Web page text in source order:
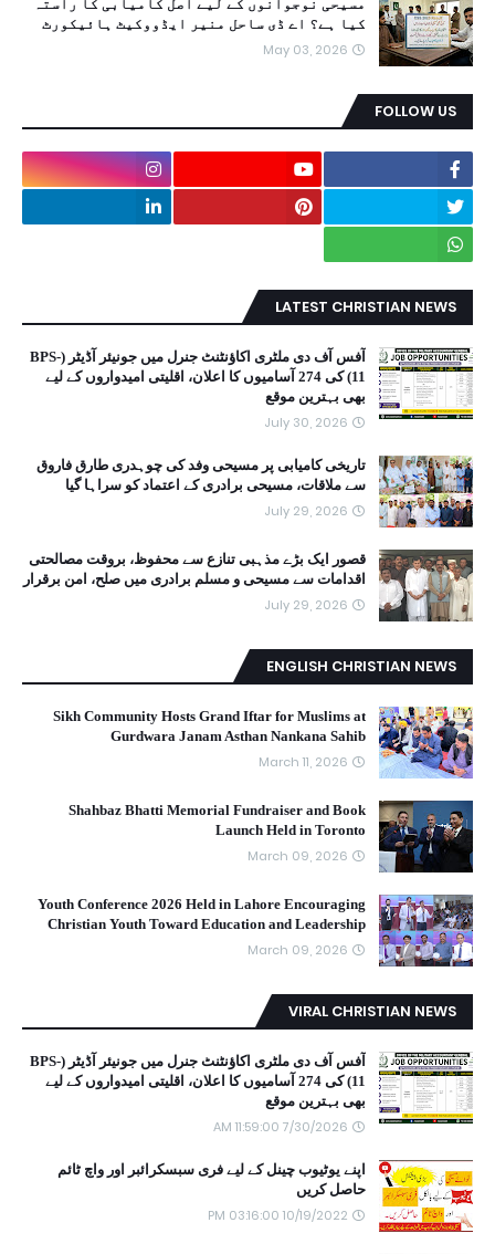
مسیحی نوجوانوں کے لیے اصل کامیابی کا راستہ
کیا ہے؟ اے ڈی ساحل منیر ایڈووکیٹ ہائیکورٹ
May 03, 2026
FOLLOW US
LATEST CHRISTIAN NEWS
آفس آف دی ملٹری اکاؤنٹنٹ جنرل میں جونیئر آڈیٹر (BPS-
11) کی 274 آسامیوں کا اعلان، اقلیتی امیدواروں کے لیے
بھی بہترین موقع
July 30, 2026
تاریخی کامیابی پر مسیحی وفد کی چوہدری طارق فاروق
سے ملاقات، مسیحی برادری کے اعتماد کو سراہا گیا
July 29, 2026
قصور ایک بڑے مذہبی تنازع سے محفوظ، بروقت مصالحتی
اقدامات سے مسیحی و مسلم برادری میں صلح، امن برقرار
July 29, 2026
ENGLISH CHRISTIAN NEWS
Sikh Community Hosts Grand Iftar for Muslims at
Gurdwara Janam Asthan Nankana Sahib
March 11, 2026
Shahbaz Bhatti Memorial Fundraiser and Book
Launch Held in Toronto
March 09, 2026
Youth Conference 2026 Held in Lahore Encouraging
Christian Youth Toward Education and Leadership
March 09, 2026
VIRAL CHRISTIAN NEWS
آفس آف دی ملٹری اکاؤنٹنٹ جنرل میں جونیئر آڈیٹر (BPS-
11) کی 274 آسامیوں کا اعلان، اقلیتی امیدواروں کے لیے
بھی بہترین موقع
7/30/2026 11:59:00 AM
اپنے یوٹیوب چینل کے لیے فری سبسکرائبر اور واچ ٹائم
حاصل کریں
10/19/2022 03:16:00 PM